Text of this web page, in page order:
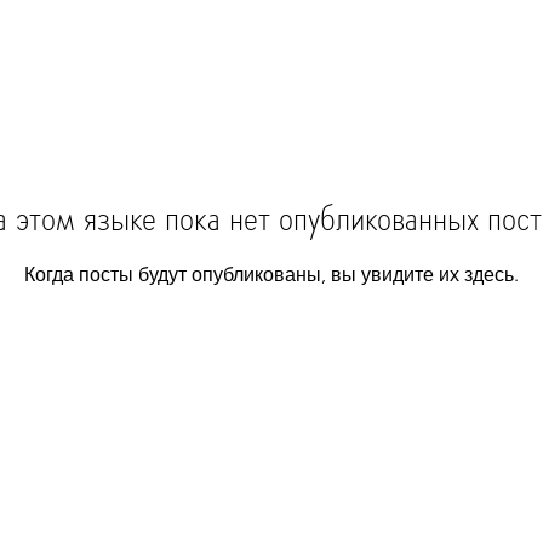
языке пока нет опубликованных
Когда посты будут опубликованы, вы увидите их здесь.